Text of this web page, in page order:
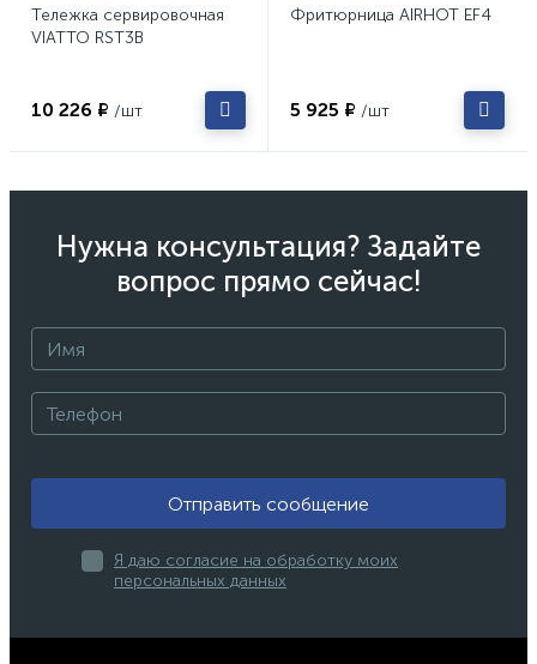
Тележка сервировочная
VIATTO RST3B
10 226 ₽ /шт
Фритюрница AIRHOT EF4
5 925 ₽ /шт
Нужна консультация? Задайте
вопрос прямо сейчас!
Отправить сообщение
Я даю согласие на обработку моих
персональных данных